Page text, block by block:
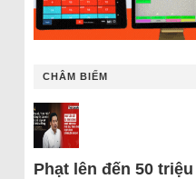
CHÂM BIẾM
Phạt lên đến 50